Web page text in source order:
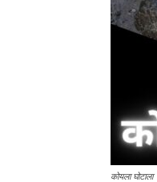
कोयला घोटाला